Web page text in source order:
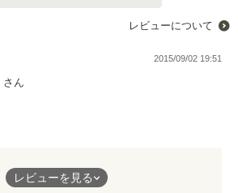
レビューについて
2015/09/02 19:51
さん
休み…になるはずだった
レビューを見る